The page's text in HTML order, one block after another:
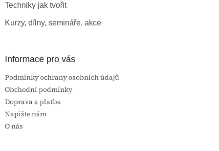
Techniky jak tvořit
Kurzy, dílny, semináře, akce
Informace pro vás
Podmínky ochrany osobních údajů
Obchodní podmínky
Doprava a platba
Napište nám
O nás